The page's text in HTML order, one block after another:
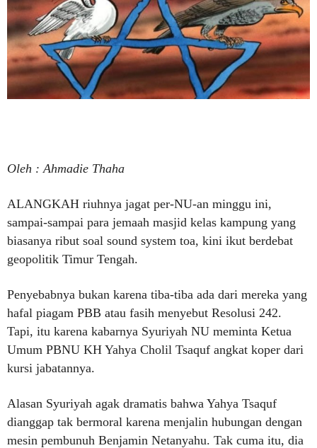
Oleh : Ahmadie Thaha
ALANGKAH riuhnya jagat per-NU-an minggu ini,
sampai-sampai para jemaah masjid kelas kampung yang
biasanya ribut soal sound system toa, kini ikut berdebat
geopolitik Timur Tengah.
Penyebabnya bukan karena tiba-tiba ada dari mereka yang
hafal piagam PBB atau fasih menyebut Resolusi 242.
Tapi, itu karena kabarnya Syuriyah NU meminta Ketua
Umum PBNU KH Yahya Cholil Tsaquf angkat koper dari
kursi jabatannya.
Alasan Syuriyah agak dramatis bahwa Yahya Tsaquf
dianggap tak bermoral karena menjalin hubungan dengan
mesin pembunuh Benjamin Netanyahu. Tak cuma itu, dia